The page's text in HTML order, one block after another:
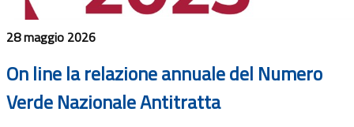
28 maggio 2026
On line la relazione annuale del Numero
Verde Nazionale Antitratta